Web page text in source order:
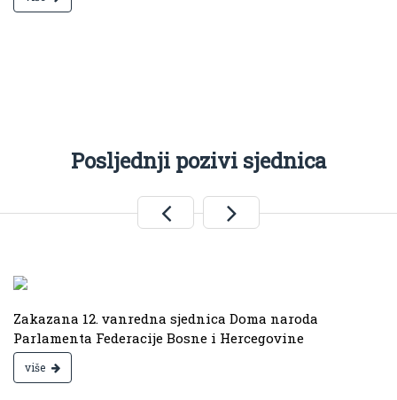
Posljednji pozivi sjednica
Zakazana 12. vanredna sjednica Doma naroda
Parlamenta Federacije Bosne i Hercegovine
više